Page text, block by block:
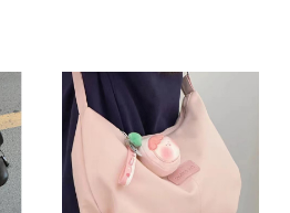
3
ブラウス オフィス カジュアル O
L 上品 大人 S M L XL 2XL 20
代 30代 40代 50代 C-TSS0
066